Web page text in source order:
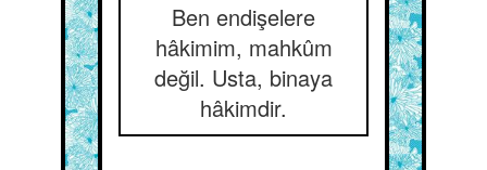
Ben endişelere
hâkimim, mahkûm
değil. Usta, binaya
hâkimdir.